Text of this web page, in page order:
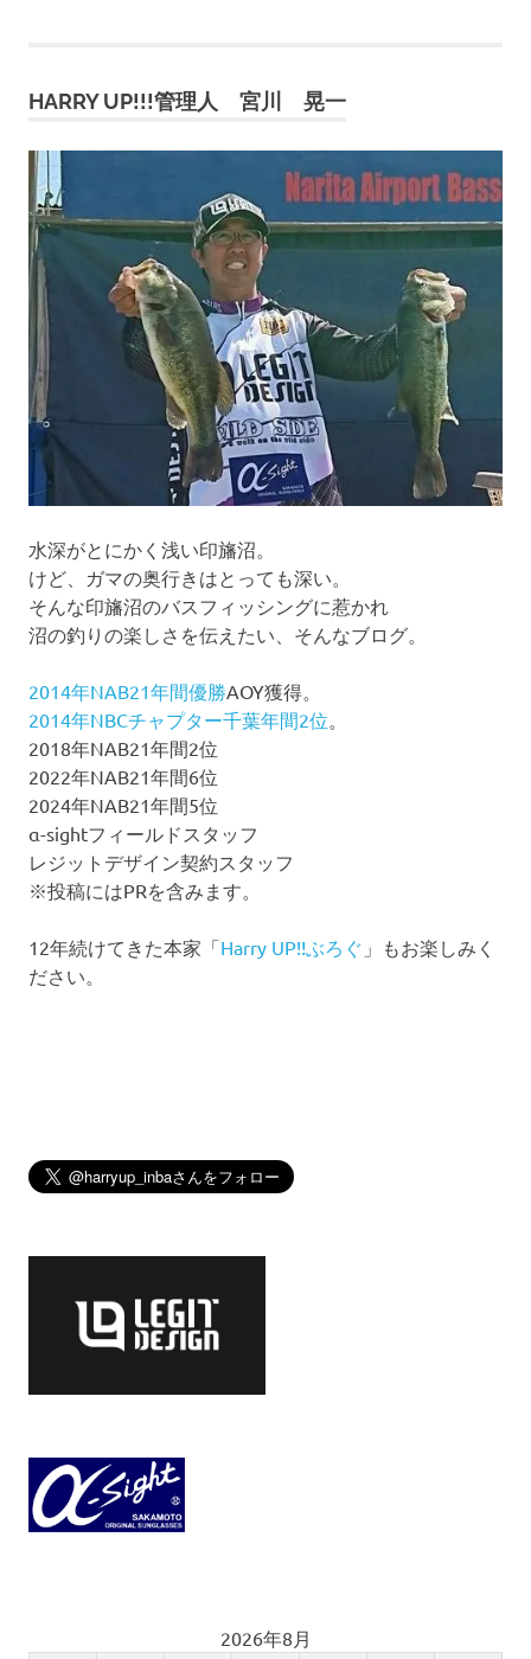
ビ
ゲ
ー
シ
ョ
ン
HARRY UP!!!管理人 宮川 晃一
水深がとにかく浅い印旛沼。
けど、ガマの奥行きはとっても深い。
そんな印旛沼のバスフィッシングに惹かれ
沼の釣りの楽しさを伝えたい、そんなブログ。
2014年NAB21年間優勝AOY獲得。
2014年NBCチャプター千葉年間2位。
2018年NAB21年間2位
2022年NAB21年間6位
2024年NAB21年間5位
α-sightフィールドスタッフ
レジットデザイン契約スタッフ
※投稿にはPRを含みます。
12年続けてきた本家「Harry UP!!ぶろぐ 」もお楽しみく
ださい。
2026年8月